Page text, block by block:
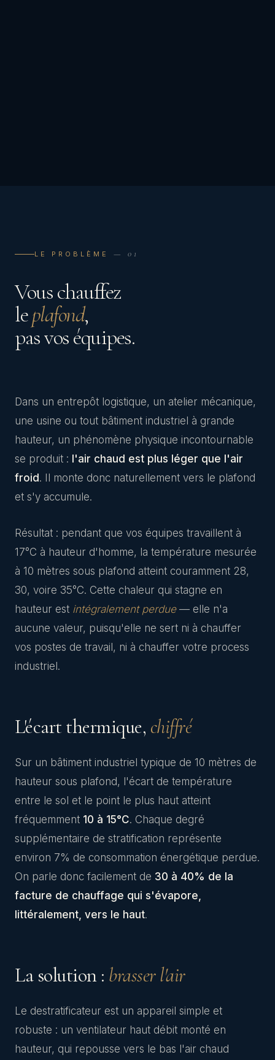
LE PROBLÈME — 01
Vous chauffez
leplafond,
pas vos équipes.
Dans un entrepôt logistique, un atelier mécanique,
une usine ou tout bâtiment industriel à grande
hauteur, un phénomène physique incontournable
se produit : l'air chaud est plus léger que l'air
froid . Il monte donc naturellement vers le plafond
et s'y accumule.
Résultat : pendant que vos équipes travaillent à
17°C à hauteur d'homme, la température mesurée
à 10 mètres sous plafond atteint couramment 28,
30, voire 35°C. Cette chaleur qui stagne en
hauteur est intégralement perdue— elle n'a
aucune valeur, puisqu'elle ne sert ni à chauffer
vos postes de travail, ni à chauffer votre process
industriel.
L'écart thermique, chiffré
Sur un bâtiment industriel typique de 10 mètres de
hauteur sous plafond, l'écart de température
entre le sol et le point le plus haut atteint
fréquemment 10 à 15°C. Chaque degré
supplémentaire de stratification représente
environ 7% de consommation énergétique perdue.
On parle donc facilement de 30 à 40% de la
facture de chauffage qui s'évapore,
littéralement, vers le haut.
La solution : brasser l'air
Le destratificateur est un appareil simple et
robuste : un ventilateur haut débit monté en
hauteur, qui repousse vers le bas l'air chaud